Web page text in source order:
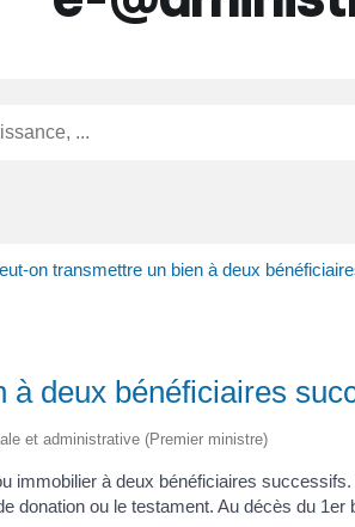
on transmettre un bien à deux
à deux bénéficiaires
et administrative (Premier ministre)
immobilier à deux bénéficiaires
donation ou le testament. Au décès du 1er